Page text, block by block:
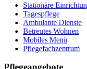
Stationäre
Tagespflege
Ambulante Dienste
Betreutes Wohnen
Mobiles Menü
Pflegefachzentrum